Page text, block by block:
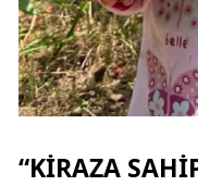
“KİRAZA